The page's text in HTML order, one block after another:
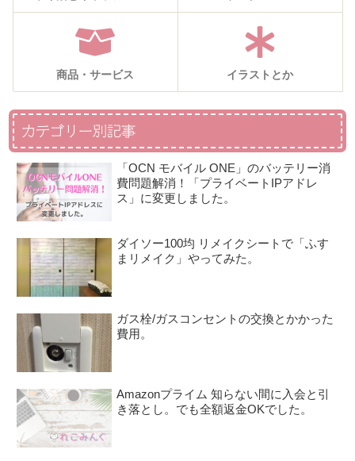
商品・サービス イラストとか
カテゴリー別記事
「OCN モバイル ONE」のバッテリー消
費問題解消！「プライベートIPアドレ
ス」に変更しました。
ダイソー100均 リメイクシートで「ふす
まリメイク」やってみた。
ガス栓/ガスコンセントの交換とかかった
費用。
Amazonプライム 知らない間に入会と引
き落とし。でも全額返金OKでした。